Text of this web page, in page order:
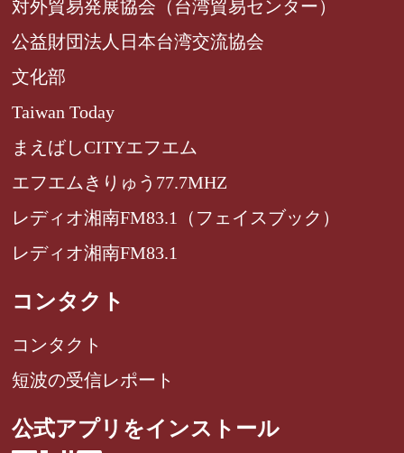
対外貿易発展協会（台湾貿易センター）
公益財団法人日本台湾交流協会
文化部
Taiwan Today
まえばしCITYエフエム
エフエムきりゅう77.7MHZ
レディオ湘南FM83.1（フェイスブック）
レディオ湘南FM83.1
コンタクト
コンタクト
短波の受信レポート
公式アプリをインストール